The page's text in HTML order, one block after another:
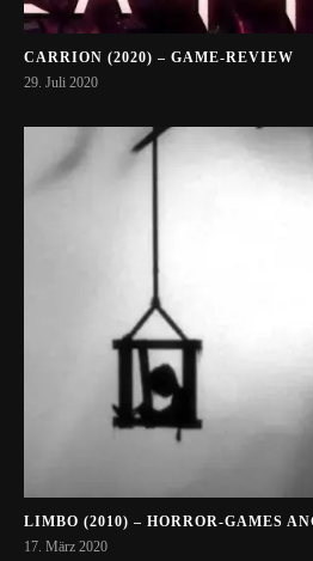
CARRION (2020) – GAME-REVIEW
29. Juli 2020
LIMBO (2010) – HORROR-GAMES
17. März 2020